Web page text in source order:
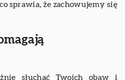
sprawia, że zachowujemy się
słuchać Twoich obaw i